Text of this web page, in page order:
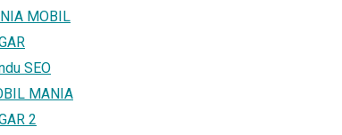
MOBIL
SEO
MANIA
2